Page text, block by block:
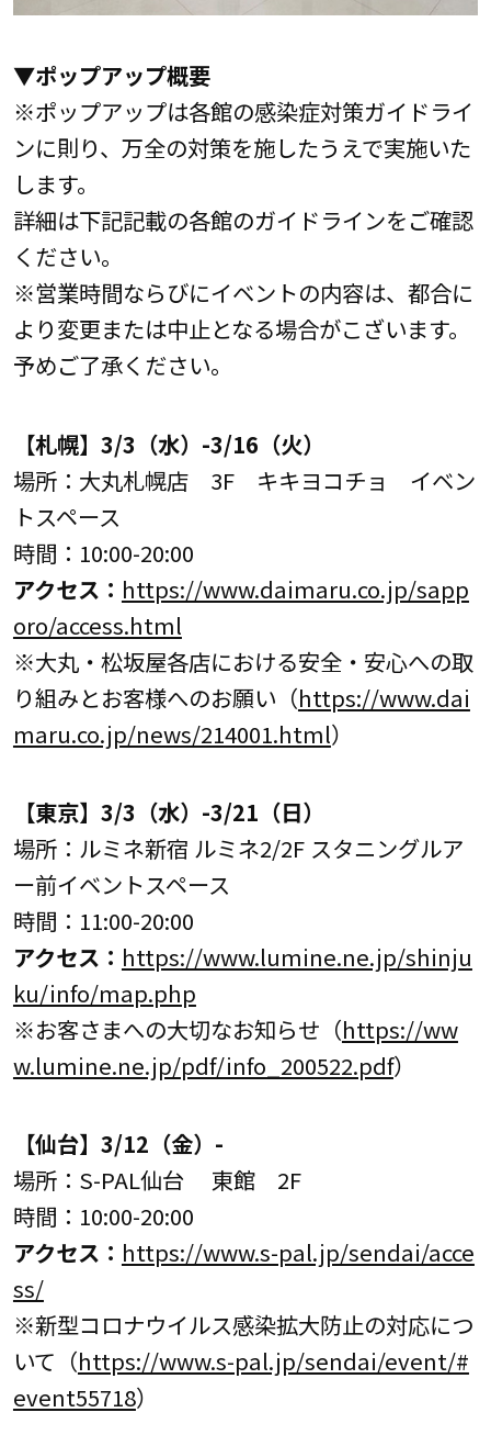
▼ポップアップ概要
※ポップアップは各館の感染症対策ガイドライ
ンに則り、万全の対策を施したうえで実施いた
します。
詳細は下記記載の各館のガイドラインをご確認
ください。
※営業時間ならびにイベントの内容は、都合に
より変更または中止となる場合がこざいます。
予めご了承ください。
【札幌】 3/3 （水）-3/16 （火）
場所：大丸札幌店 3F キキヨコチョ イベン
トスペース
時間：10:00-20:00
アクセス： https://www.daimaru.co.jp/sapp
oro/access.html
※大丸・松坂屋各店における安全・安心への取
り組みとお客様へのお願い（https://www.dai
maru.co.jp/news/214001.html）
【東京】 3/3（水）-3/21（日）
場所：ルミネ新宿 ルミネ2/2F スタニングルア
ー前イベントスペース
時間：11:00-20:00
アクセス： https://www.lumine.ne.jp/shinju
ku/info/map.php
※お客さまへの大切なお知らせ（https://ww
w.lumine.ne.jp/pdf/info_200522.pdf）
【仙台】 3/12 （金）-
場所：S-PAL仙台 東館 2F
時間：10:00-20:00
アクセス： https://www.s-pal.jp/sendai/acce
ss/
※新型コロナウイルス感染拡大防止の対応につ
いて（https://www.s-pal.jp/sendai/event/#
event55718）